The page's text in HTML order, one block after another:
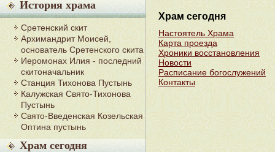
История храма
Сретенский скит
Архимандрит Моисей,
основатель Сретенского скита
Иеромонах Илия - последний
скитоначальник
Станция Тихонова Пустынь
Калужская Свято-Тихонова
Пустынь
Свято-Введенская Козельская
Оптина пустынь
Храм сегодня
Храм сегодня
Настоятель Храма
Карта проезда
Хроники восстановления
Новости
Расписание богослужений
Контакты